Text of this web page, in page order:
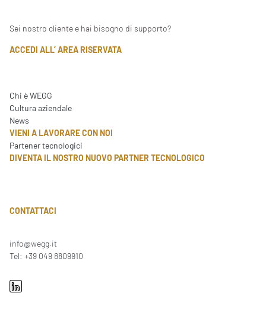
Sei nostro cliente e hai bisogno di supporto?
ACCEDI ALL’ AREA RISERVATA
Chi è WEGG
Cultura aziendale
News
VIENI A LAVORARE CON NOI
Partener tecnologici
DIVENTA IL NOSTRO NUOVO PARTNER TECNOLOGICO
CONTATTACI
info@wegg.it
Tel: +39 049 8809910